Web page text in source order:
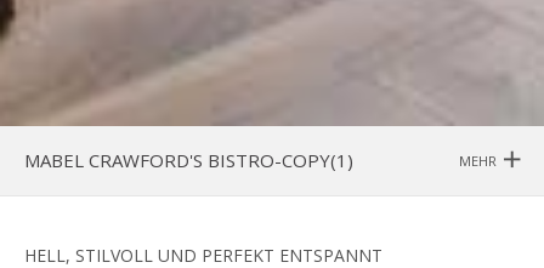
MEHR
MABEL CRAWFORD'S BISTRO-COPY(1)
HELL, STILVOLL UND PERFEKT ENTSPANNT